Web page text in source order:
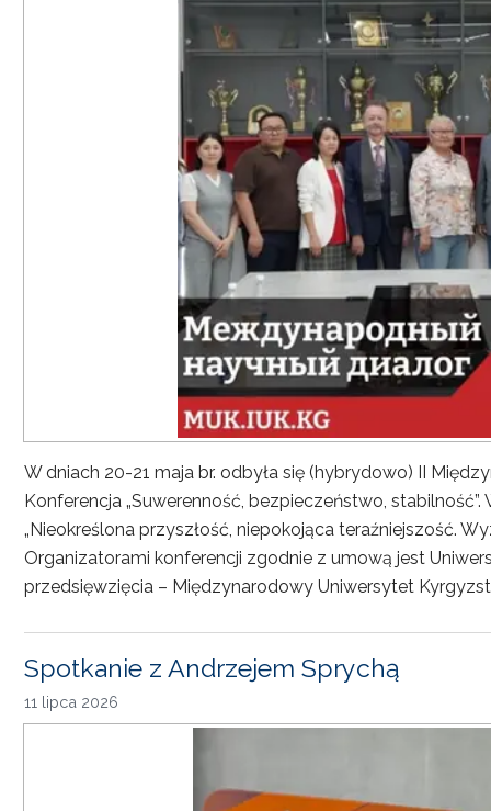
W dniach 20-21 maja br. odbyła się (hybrydowo) II
Konferencja „Suwerenność, bezpieczeństwo,
„Nieokreślona przyszłość, niepokojąca teraźniejszość.
Organizatorami konferencji zgodnie z umową jest
przedsięwzięcia – Międzynarodowy Uniwersytet
Spotkanie z Andrzejem Sprychą
11 lipca 2026